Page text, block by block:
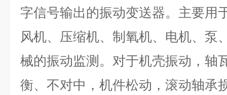
字信号输出的振动变送器。主要用
风机、压缩机、制氧机、电机、泵
械的振动监测。对于机壳振动，轴
衡、不对中，机件松动，滚动轴承